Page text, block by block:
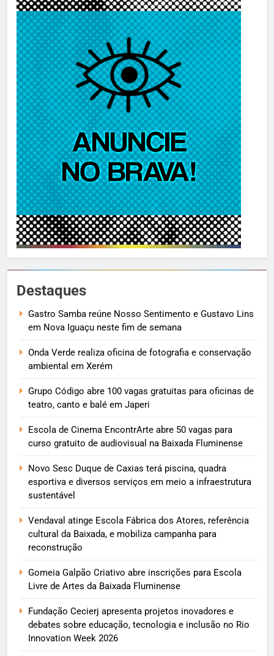
Destaques
Gastro Samba reúne Nosso Sentimento e Gustavo Lins
em Nova Iguaçu neste fim de semana
Onda Verde realiza oficina de fotografia e conservação
ambiental em Xerém
Grupo Código abre 100 vagas gratuitas para oficinas de
teatro, canto e balé em Japeri
Escola de Cinema EncontrArte abre 50 vagas para
curso gratuito de audiovisual na Baixada Fluminense
Novo Sesc Duque de Caxias terá piscina, quadra
esportiva e diversos serviços em meio a infraestrutura
sustentável
Vendaval atinge Escola Fábrica dos Atores, referência
cultural da Baixada, e mobiliza campanha para
reconstrução
Gomeia Galpão Criativo abre inscrições para Escola
Livre de Artes da Baixada Fluminense
Fundação Cecierj apresenta projetos inovadores e
debates sobre educação, tecnologia e inclusão no Rio
Innovation Week 2026